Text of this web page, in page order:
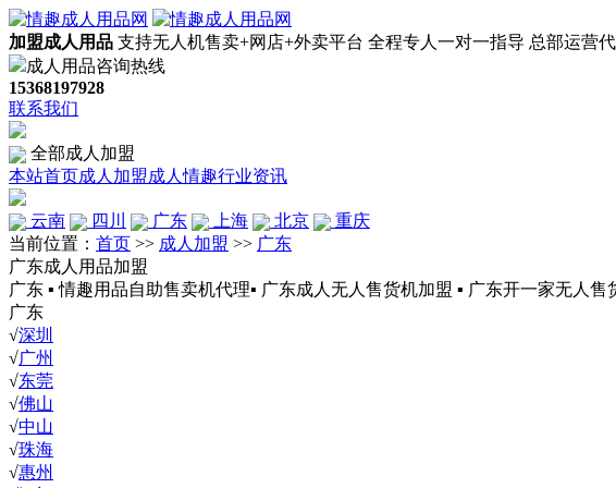
加盟成人用品 支持无人机售卖+网店+外卖平台 全程专人一对一指导 总部运营
成人用品咨询热线
15368197928
联系我们
全部成人加盟
本站首页成人加盟成人情趣行业资讯
云南 四川 广东 上海 北京
重庆
当前位置： 首页 >> 成人加盟 >> 广东
广东成人用品加盟
广东 ▪ 情趣用品自助售卖机代理▪ 广东成人无人售货机加盟 ▪ 广东开一家无人售
广东
√深圳
√广州
√东莞
√佛山
√中山
√珠海
√惠州